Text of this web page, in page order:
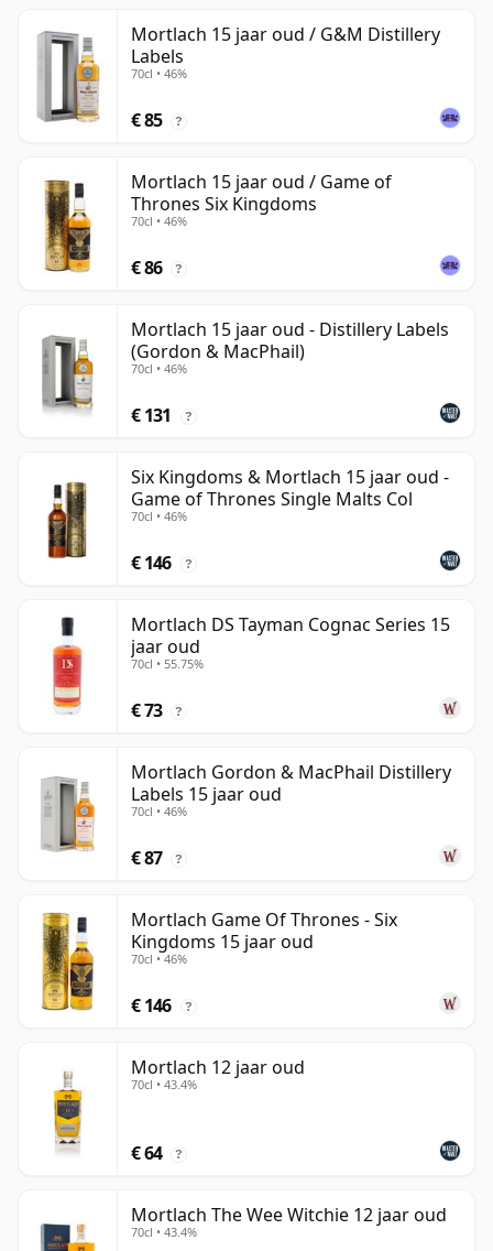
Mortlach 15 jaar oud / G&M Distillery
Labels
70cl • 46%
€ 85 ?
Mortlach 15 jaar oud / Game of
Thrones Six Kingdoms
70cl • 46%
€ 86 ?
Mortlach 15 jaar oud - Distillery Labels
(Gordon & MacPhail)
70cl • 46%
€ 131 ?
Six Kingdoms & Mortlach 15 jaar oud -
Game of Thrones Single Malts Col
70cl • 46%
€ 146 ?
Mortlach DS Tayman Cognac Series 15
jaar oud
70cl • 55.75%
€ 73 ?
Mortlach Gordon & MacPhail Distillery
Labels 15 jaar oud
70cl • 46%
€ 87 ?
Mortlach Game Of Thrones - Six
Kingdoms 15 jaar oud
70cl • 46%
€ 146 ?
Mortlach 12 jaar oud
70cl • 43.4%
€ 64 ?
Mortlach The Wee Witchie 12 jaar oud
70cl • 43.4%